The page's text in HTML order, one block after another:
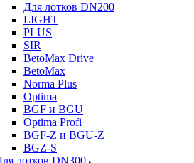
Для лотков DN200
LIGHT
PLUS
SIR
BetoMax Drive
BetoMax
Norma Plus
Optima
BGF и BGU
Optima Profi
BGF-Z и BGU-Z
BGZ-S
лотков DN300